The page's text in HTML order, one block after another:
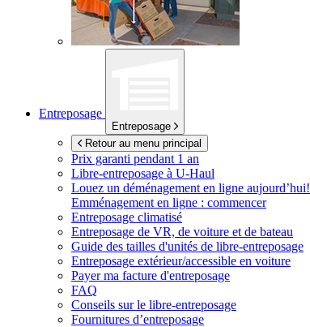
Entreposage
Entreposage
Retour au menu principal
Prix garanti pendant 1 an
Libre-entreposage à U-Haul
Louez un déménagement en ligne aujourd’hui!
Emménagement en ligne : commencer
Entreposage climatisé
Entreposage de VR, de voiture et de bateau
Guide des tailles d'unités de libre-entreposage
Entreposage extérieur/accessible en voiture
Payer ma facture d'entreposage
FAQ
Conseils sur le libre-entreposage
Fournitures d’entreposage